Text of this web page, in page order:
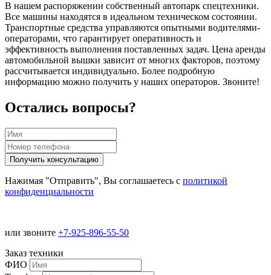
В нашем распоряжении собственный автопарк спецтехники.
Все машины находятся в идеальном техническом состоянии.
Транспортные средства управляются опытными водителями-
операторами, что гарантирует оперативность и
эффективность выполнения поставленных задач. Цена аренды
автомобильной вышки зависит от многих факторов, поэтому
рассчитывается индивидуально. Более подробную
информацию можно получить у наших операторов. Звоните!
Остались вопросы?
Нажимая "Отправить", Вы соглашаетесь с политикой
конфиденциальности
или звоните +7-925-896-55-50
Заказ техники
ФИО